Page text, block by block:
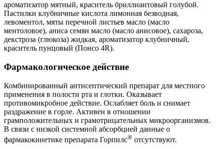
ароматизатор мятный, краситель бриллиантовый голубой.
Пастилки клубничные кислота лимонная безводная,
левоментол, мяты перечной листьев масло (масло
ментоловое), аниса семян масло (масло анисовое), сахароза,
декстроза (глюкоза) жидкая, ароматизатор клубничный,
краситель пунцовый (Понсо 4R).
Фармакологическое действие
Комбинированный антисептический препарат для местного
применения в полости рта и глотки. Оказывает
противомикробное действие. Ослабляет боль и снимает
раздражение в горле. Активен в отношении
грамположительных и грамотрицательных микроорганизмов.
В связи с низкой системной абсорбцией данные о
фармакокинетике препарата Горпилс® отсутствуют.